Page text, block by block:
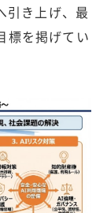
引き上げ、最
標を掲げてい